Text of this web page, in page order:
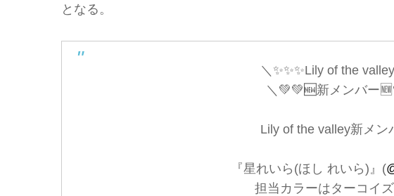
となる。
＼✨✨✨Lily of the
＼💚💚🆕新メンバー
Lily of the valley新メ
『星れいら(ほし れいら)』(
担当カラーはターコイ